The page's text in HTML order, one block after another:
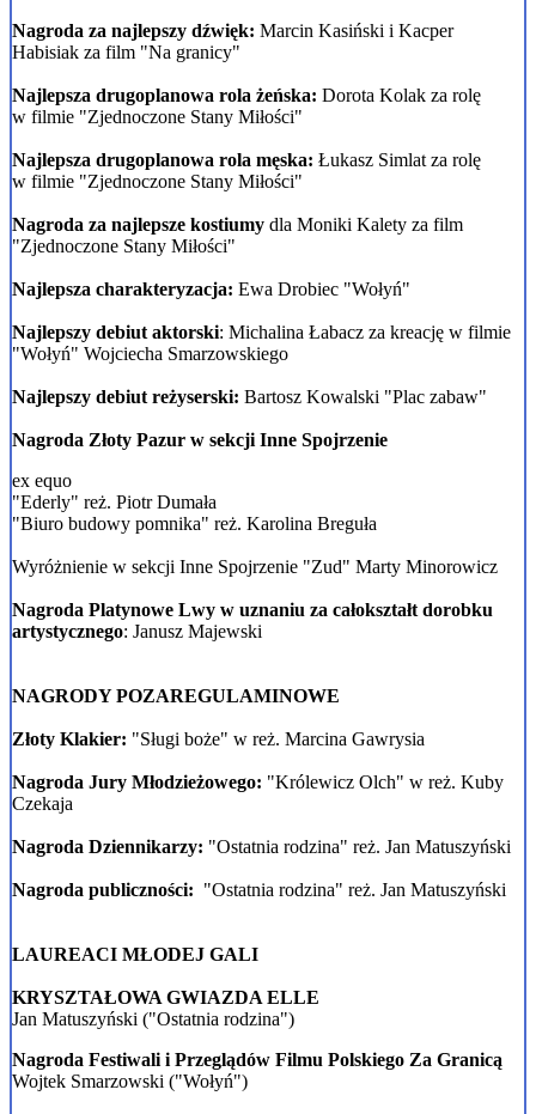
Nagroda za najlepszy dźwięk: Marcin Kasiński i Kacper
Habisiak za film "Na granicy"
Najlepsza drugoplanowa rola żeńska: Dorota Kolak za rolę
w filmie "Zjednoczone Stany Miłości"
Najlepsza drugoplanowa rola męska: Łukasz Simlat za rolę
w filmie "Zjednoczone Stany Miłości"
Nagroda za najlepsze kostiumy dla Moniki Kalety za film
"Zjednoczone Stany Miłości"
Najlepsza charakteryzacja: Ewa Drobiec "Wołyń"
Najlepszy debiut aktorski: Michalina Łabacz za kreację w filmie
"Wołyń" Wojciecha Smarzowskiego
Najlepszy debiut reżyserski: Bartosz Kowalski "Plac zabaw"
Nagroda Złoty Pazur w sekcji Inne Spojrzenie
ex equo
"Ederly" reż. Piotr Dumała
"Biuro budowy pomnika" reż. Karolina Breguła
Wyróżnienie w sekcji Inne Spojrzenie "Zud" Marty Minorowicz
Nagroda Platynowe Lwy w uznaniu za całokształt dorobku
artystycznego: Janusz Majewski
NAGRODY POZAREGULAMINOWE
Złoty Klakier: "Sługi boże" w reż. Marcina Gawrysia
Nagroda Jury Młodzieżowego: "Królewicz Olch" w reż. Kuby
Czekaja
Nagroda Dziennikarzy: "Ostatnia rodzina" reż. Jan Matuszyński
Nagroda publiczności: "Ostatnia rodzina" reż. Jan Matuszyński
LAUREACI MŁODEJ GALI
KRYSZTAŁOWA GWIAZDA ELLE
Jan Matuszyński ("Ostatnia rodzina")
Nagroda Festiwali i Przeglądów Filmu Polskiego Za Granicą
Wojtek Smarzowski ("Wołyń")